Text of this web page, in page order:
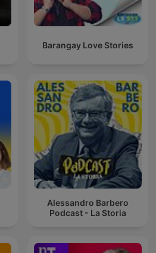
Barangay Love Stories
Alessandro Barbero
Podcast - La Storia